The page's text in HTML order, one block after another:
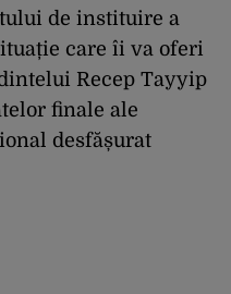
de instituire a
care îi va oferi
Recep Tayyip
finale ale
desfășurat